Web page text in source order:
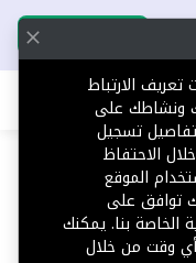
تحميل التطبيق
اطلب عقارك
الارتباط
ونشاطك على
تسجيل
الاحتفاظ
الموقع
توافق على
الخاصة بنا. يمكنك
وقت من خلال